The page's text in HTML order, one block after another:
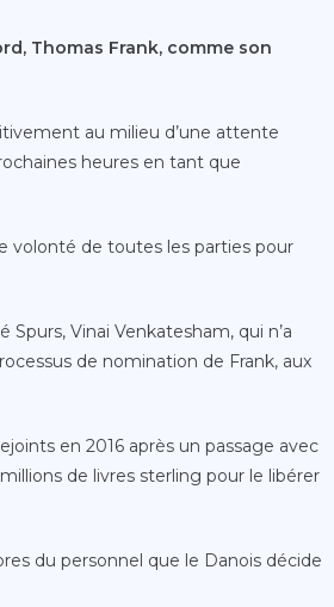
Thomas Frank, comme son
au milieu d’une attente
heures en tant que
volonté de toutes les parties pour
Vinai Venkatesham, qui n’a
de nomination de Frank, aux
en 2016 après un passage avec
de livres sterling pour le libérer
du personnel que le Danois décide